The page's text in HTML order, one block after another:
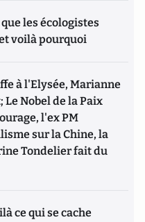
les écologistes
voilà pourquoi
à l'Elysée, Marianne
Nobel de la Paix
l'ex PM
sur la Chine, la
Tondelier fait du
ce qui se cache